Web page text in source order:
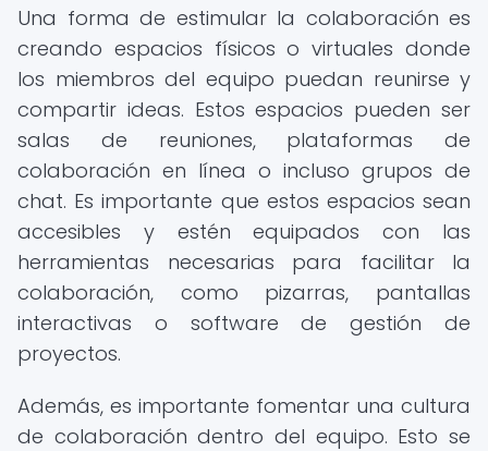
Una forma de estimular la colaboración es
creando espacios físicos o virtuales donde
los miembros del equipo puedan reunirse y
compartir ideas. Estos espacios pueden ser
salas de reuniones, plataformas de
colaboración en línea o incluso grupos de
chat. Es importante que estos espacios sean
accesibles y estén equipados con las
herramientas necesarias para facilitar la
colaboración, como pizarras, pantallas
interactivas o software de gestión de
proyectos.
Además, es importante fomentar una cultura
de colaboración dentro del equipo. Esto se